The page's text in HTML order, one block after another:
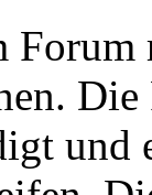
und